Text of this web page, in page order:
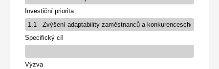
Investiční priorita
Specifický cíl
Výzva